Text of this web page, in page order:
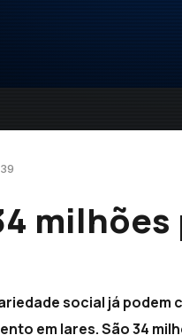
social já podem
em lares. São 34